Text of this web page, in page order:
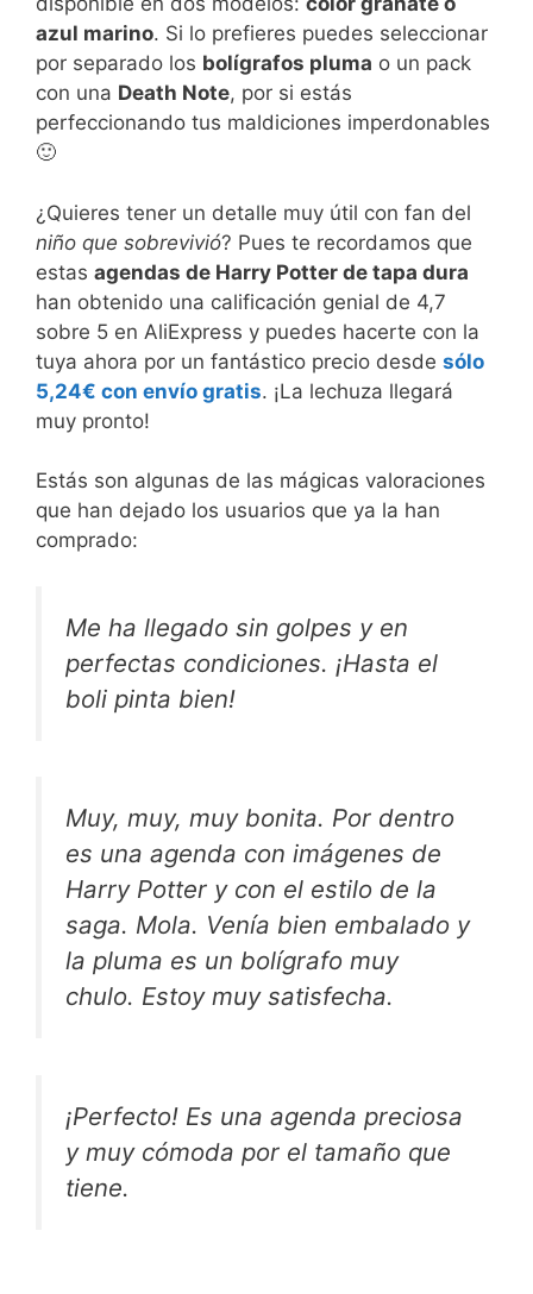
azul marino. Si lo prefieres puedes seleccionar
por separado los bolígrafos pluma o un pack
con una Death Note, por si estás
perfeccionando tus maldiciones imperdonables
🙂
¿Quieres tener un detalle muy útil con fan del
niño que sobrevivió? Pues te recordamos que
estas agendas de Harry Potter de tapa dura
han obtenido una calificación genial de 4,7
sobre 5 en AliExpress y puedes hacerte con la
tuya ahora por un fantástico precio desde sólo
5,24€ con envío gratis. ¡La lechuza llegará
muy pronto!
Estás son algunas de las mágicas valoraciones
que han dejado los usuarios que ya la han
comprado:
Me ha llegado sin golpes y en
perfectas condiciones. ¡Hasta el
boli pinta bien!
Muy, muy, muy bonita. Por dentro
es una agenda con imágenes de
Harry Potter y con el estilo de la
saga. Mola. Venía bien embalado y
la pluma es un bolígrafo muy
chulo. Estoy muy satisfecha.
¡Perfecto! Es una agenda preciosa
y muy cómoda por el tamaño que
tiene.